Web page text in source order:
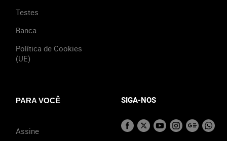
Testes
Banca
Política de Cookies
(UE)
PARA VOCÊ
Assine
SIGA-NOS